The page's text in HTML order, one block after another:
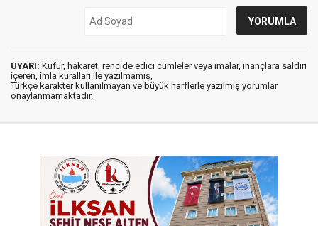
UYARI: Küfür, hakaret, rencide edici cümleler veya imalar, inançlara saldırı
içeren, imla kuralları ile yazılmamış,
Türkçe karakter kullanılmayan ve büyük harflerle yazılmış yorumlar
onaylanmamaktadır.